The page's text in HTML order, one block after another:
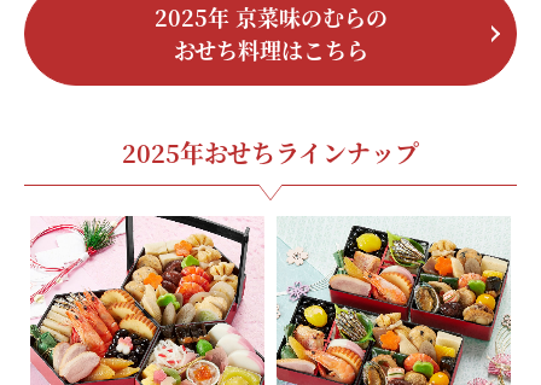
2025年 京菜味のむらの
おせち料理はこちら
2025年おせちラインナップ